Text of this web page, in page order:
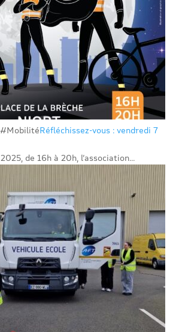
Réfléchissez-vous : vendredi 7
de 16h à 20h, l’association...